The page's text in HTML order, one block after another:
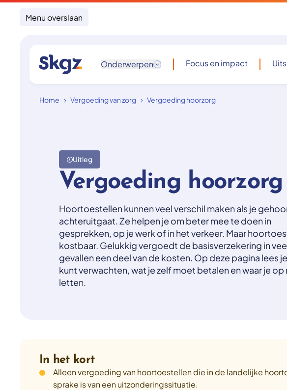
Menu overslaan
Onderwerpen Focus en impact
Home Vergoeding van zorg Vergoeding hoorzorg
Vergoeding hoorzorg
Uitleg
Hoortoestellen kunnen veel verschil maken als je
achteruitgaat. Ze helpen je om beter mee te doen in
gesprekken, op je werk of in het verkeer. Maar
kostbaar. Gelukkig vergoedt de basisverzekering in
gevallen een deel van de kosten. Op deze pagina lees
kunt verwachten, wat je zelf moet betalen en waar je
letten.
In het kort
Alleen vergoeding van hoortoestellen die in de landelijke
sprake is van een uitzonderingssituatie.